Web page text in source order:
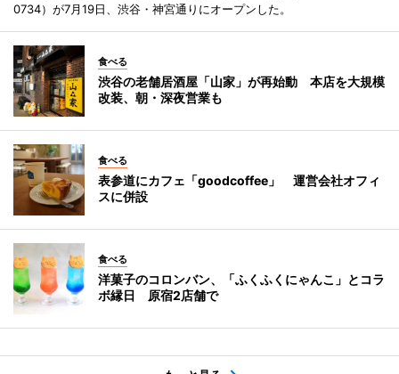
0734）が7月19日、渋谷・神宮通りにオープンした。
食べる
渋谷の老舗居酒屋「山家」が再始動 本店を大規模
改装、朝・深夜営業も
食べる
表参道にカフェ「goodcoffee」 運営会社オフィ
スに併設
食べる
洋菓子のコロンバン、「ふくふくにゃんこ」とコラ
ボ縁日 原宿2店舗で